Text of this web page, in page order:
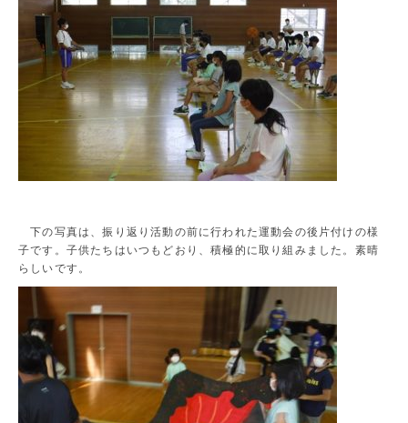
下の写真は、振り返り活動の前に行われた運動会の後片付けの様
子です。子供たちはいつもどおり、積極的に取り組みました。素晴
らしいです。